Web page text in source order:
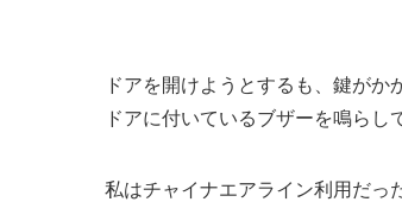
ドアを開けようとするも、鍵がか
ドアに付いているブザーを鳴らし
私はチャイナエアライン利用だっ